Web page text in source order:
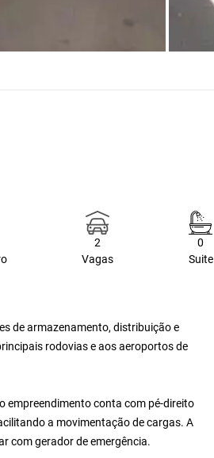
2
Vagas
0
Suite
de armazenamento, distribuição e
rodovias e aos aeroportos de
empreendimento conta com pé-direito
a movimentação de cargas. A
com gerador de emergência.